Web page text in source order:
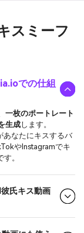
スミーフ
での仕組
一枚のポートレート
生成します。
あなたにキスするバ
やInstagramでキ
。
氏キス動画